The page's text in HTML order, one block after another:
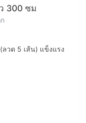
300 ซม
วด 5 เส้น) แข็งแรง